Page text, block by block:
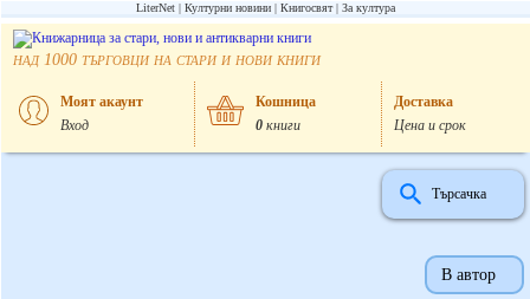
LiterNet Културни новини Книгосвят За култура
над 1000 търговци на стари и нови книги
Моят акаунт
Вход
Кошница
0книги
Доставка
Цена и срок
Търсачка
В автор